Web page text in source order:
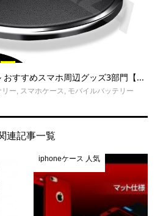
すすめスマホ周辺グッズ3部門【...
リー, スマホケース, モバイルバッテリー
連記事一覧
iphoneケース 人気